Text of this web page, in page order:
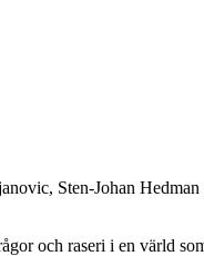
Sten-Johan Hedman
och raseri i en värld